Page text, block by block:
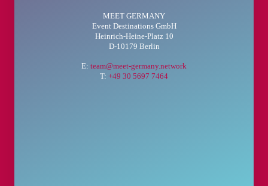
MEET GERMANY
Event Destinations GmbH
Heinrich-Heine-Platz 10
D-10179 Berlin
E: team@meet-germany.network
T: +49 30 5697 7464